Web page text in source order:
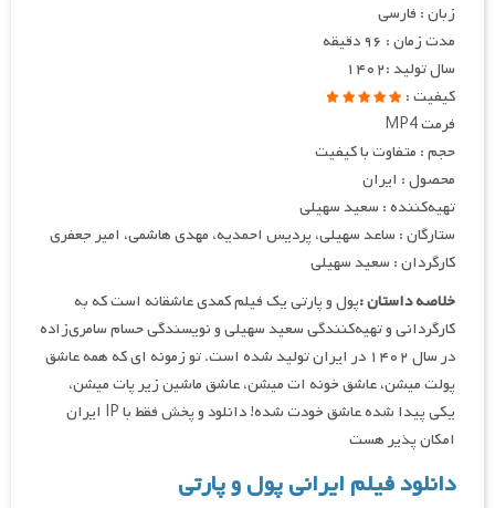
زبان : فارسی
مدت زمان : ۹۶ دقیقه
سال تولید :۱۴۰۲
کیفیت :
فرمت MP4
حجم : متفاوت با کیفیت
محصول : ایران
تهیهکننده : سعید سهیلی
ستارگان : ساعد سهیلی، پردیس احمدیه، مهدی هاشمی، امیر جعفری
کارگردان : سعید سهیلی
خلاصه داستان :پول و پارتی یک فیلم کمدی عاشقانه است که به
کارگردانی و تهیه‌کنندگی سعید سهیلی و نویسندگی حسام سامری‌زاده
در سال ۱۴۰۲ در ایران تولید شده است. تو زمونه ای که همه عاشق
پولت میشن، عاشق خونه ات میشن، عاشق ماشین زیر پات میشن،
یکی پیدا شده عاشق خودت شده! دانلود و پخش فقط با IP ایران
امکان پذیر هست
دانلود فیلم ایرانی پول و پارتی